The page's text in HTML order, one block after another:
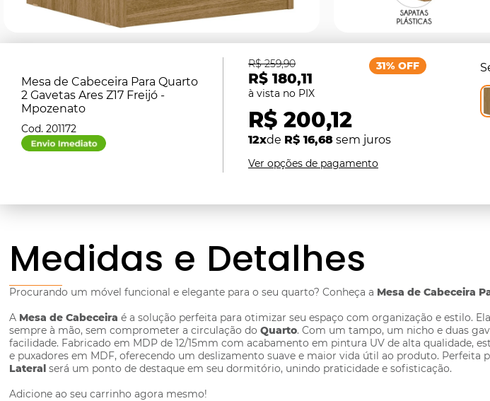
Mesa de Cabeceira Para Quarto
2 Gavetas Ares Z17 Freijó -
Mpozenato
201172
R$ 180,11
R$ 259,90
R$ 200,12
12xde R$ 16,68 sem juros
31% OFF
Ver opções de pagamento
Medidas e Detalhes
Procurando um móvel funcional e elegante para o seu quarto? Conheça a Mesa de Cabeceira
A Mesa de Cabeceira é a solução perfeita para otimizar seu espaço com organização e estilo.
sempre à mão, sem comprometer a circulação doQuarto. Com um tampo, um nicho e duas
facilidade. Fabricado em MDP de 12/15mm com acabamento em pintura UV de alta qualidade,
e puxadores em MDF, oferecendo um deslizamento suave e maior vida útil ao produto.
Lateral será um ponto de destaque em seu dormitório, unindo praticidade e sofisticação.
Adicione ao seu carrinho agora mesmo!